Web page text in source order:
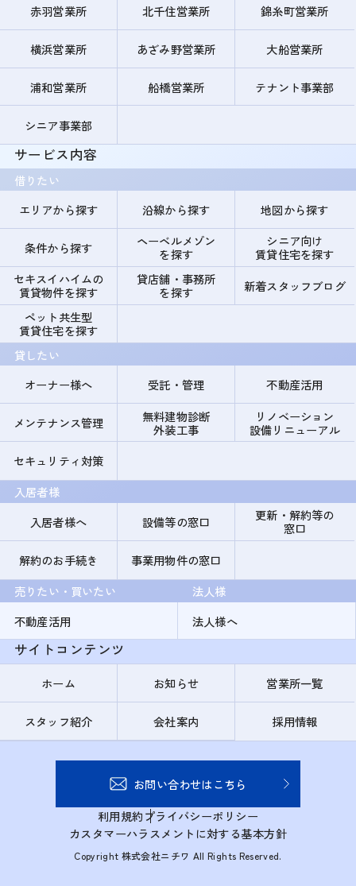
赤羽営業所 北千住営業所 錦糸町営業所
横浜営業所 あざみ野営業所 大船営業所
浦和営業所 船橋営業所 テナント事業部
シニア事業部
サービス内容
借りたい
エリアから探す
沿線から探す 地図から探す
条件から探す
ヘーベルメゾン
を探す
シニア向け
賃貸住宅を探す
セキスイハイムの
賃貸物件を探す
貸店舗・事務所
を探す
新着スタッフブログ
ペット共生型
賃貸住宅を探す
貸したい
オーナー様へ
受託・管理 不動産活用
メンテナンス管理
無料建物診断
外装工事
リノベーション
設備リニューアル
セキュリティ対策
入居者様
入居者様へ
設備等の窓口
更新・解約等の
窓口
解約のお手続き
事業用物件の窓口
売りたい・買いたい
不動産活用
法人様
法人様へ
サイトコンテンツ
ホーム お知らせ 営業所一覧
スタッフ紹介 会社案内 採用情報
お問い合わせはこちら
利用規約プライバシーポリシー
カスタマーハラスメントに対する基本方針
Copyright 株式会社ニチワ All Rights Reserved.